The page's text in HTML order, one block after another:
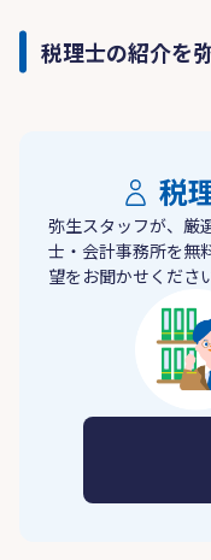
税理士の紹介を
税
弥生スタッフが、厳
士・会計事務所を無
望をお聞かせくださ